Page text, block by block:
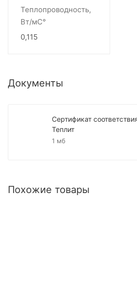
Теплопроводность,
Вт/мС°
0,115
Документы
Сертификат
Теплит
1 мб
Похожие товары